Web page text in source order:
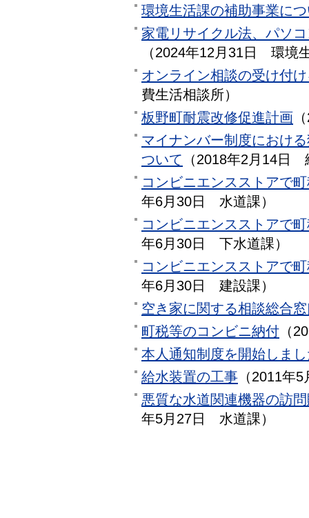
環境生活課の補助事業に
家電リサイクル法、パソ
（2024年12月31日
環境
オンライン相談の受け付
費生活相談所）
板野町耐震改修促進計画 （
マイナンバー制度におけ
ついて （2018年2月14日
コンビニエンスストアで
年6月30日
水道課）
コンビニエンスストアで
年6月30日
下水道課）
コンビニエンスストアで
年6月30日
建設課）
空き家に関する相談総合
町税等のコンビニ納付 （
本人通知制度を開始しま
給水装置の工事 （2011年5
悪質な水道関連機器の訪
年5月27日
水道課）